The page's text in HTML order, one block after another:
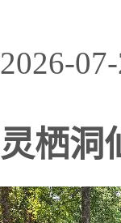
2026-
灵栖洞